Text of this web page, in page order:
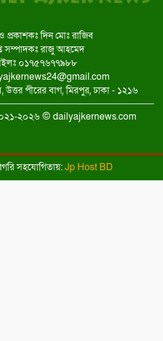
সহিংস নির্বাচন হলেই
ইসলামী ক্ষমতায় আসতে পারবে:
শ্রিংলা
তারেক রহমানের জনসভার মাঠ
বিএনপির শীর্ষ নেতারা
হারিয়ে ফাইনালে রাজশাহী
প্রকাশকঃ দিন মোঃ রাজিব
সম্পাদকঃ রাজু আহমেদ
০১৭৫৭৬৭৭৯৮৮
পীরের বাগ, মিরপুর, ঢাকা - ১২১৬
২০২১-২০২৬ © dailyajkernews.com
সহযোগিতায়:Jp Host BD